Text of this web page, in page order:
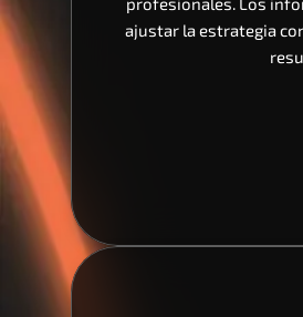
ajustar la estrategia